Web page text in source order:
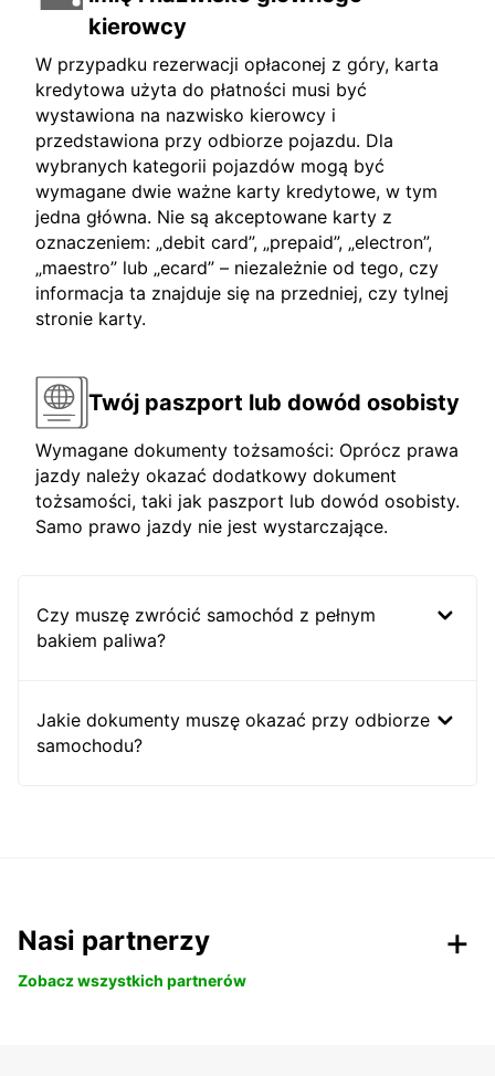
kierowcy
W przypadku rezerwacji opłaconej z góry, karta
kredytowa użyta do płatności musi być
wystawiona na nazwisko kierowcy i
przedstawiona przy odbiorze pojazdu. Dla
wybranych kategorii pojazdów mogą być
wymagane dwie ważne karty kredytowe, w tym
jedna główna. Nie są akceptowane karty z
oznaczeniem: „debit card”, „prepaid”, „electron”,
„maestro” lub „ecard” – niezależnie od tego, czy
informacja ta znajduje się na przedniej, czy tylnej
stronie karty.
Twój paszport lub dowód osobisty
Wymagane dokumenty tożsamości: Oprócz prawa
jazdy należy okazać dodatkowy dokument
tożsamości, taki jak paszport lub dowód osobisty.
Samo prawo jazdy nie jest wystarczające.
Czy muszę zwrócić samochód z pełnym
bakiem paliwa?
Jakie dokumenty muszę okazać przy odbiorze
samochodu?
Nasi partnerzy
Zobacz wszystkich partnerów